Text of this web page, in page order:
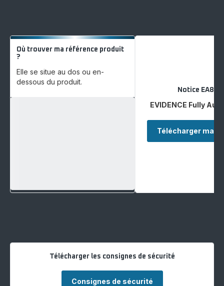
Où trouver ma référence produit
?
Elle se situe au dos ou en-
dessous du produit.
Notice EA89
EVIDENCE Fully
Télécharger ma
Télécharger les consignes de sécurité
Consignes de sécurité